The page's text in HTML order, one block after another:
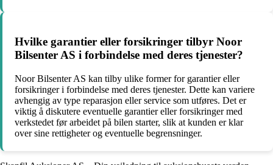
Hvilke garantier eller forsikringer tilbyr Noor
Bilsenter AS i forbindelse med deres tjenester?
Noor Bilsenter AS kan tilby ulike former for garantier eller
forsikringer i forbindelse med deres tjenester. Dette kan variere
avhengig av type reparasjon eller service som utføres. Det er
viktig å diskutere eventuelle garantier eller forsikringer med
verkstedet før arbeidet på bilen starter, slik at kunden er klar
over sine rettigheter og eventuelle begrensninger.